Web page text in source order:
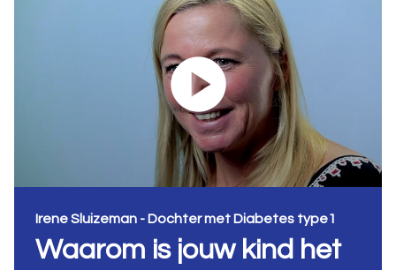
Irene Sluizeman - Dochter met Diabetes type1
Waarom is jouw kind het